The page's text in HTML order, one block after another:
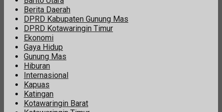
Berita Daerah
DPRD Kabupaten Gunung Mas
DPRD Kotawaringin Timur
Ekonomi
Gaya Hidup
Gunung Mas
Hiburan
Internasional
Kapuas
Katingan
Kotawaringin Barat